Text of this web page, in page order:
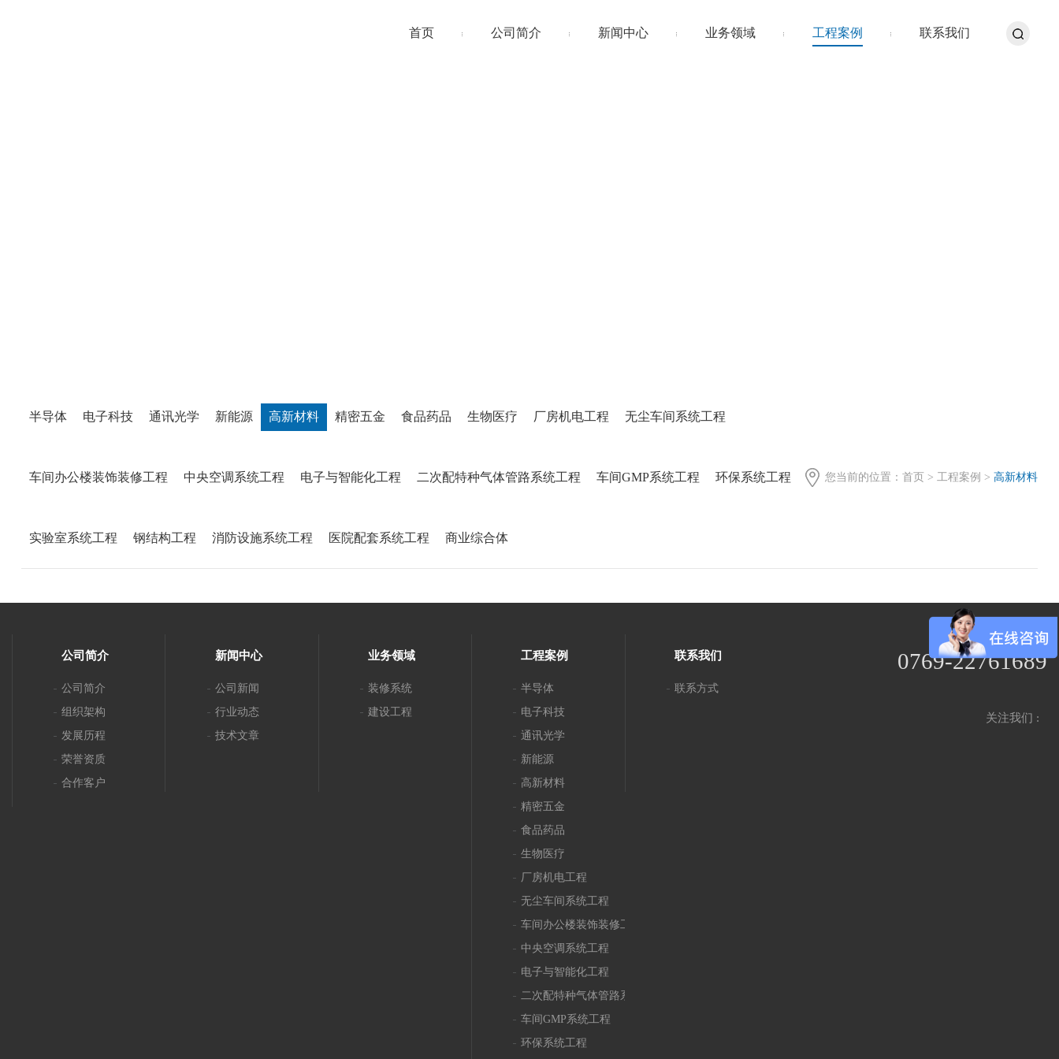
首页 公司简介 新闻中心 业务领域 工程案例 联系我们
您当前的位置：首页 > 工程案例 >高新材料
半导体 电子科技 通讯光学 新能源 高新材料 精密五金 食品药品 生物医疗 厂房机电工程 无尘车间系统工程
车间办公楼装饰装修工程 中央空调系统工程 电子与智能化工程 二次配特种气体管路系统工程 车间GMP系统工程 环保系统工程
实验室系统工程 钢结构工程 消防设施系统工程 医院配套系统工程 商业综合体
公司简介
公司简介
组织架构
发展历程
荣誉资质
合作客户
新闻中心
公司新闻
行业动态
技术文章
业务领域
装修系统
建设工程
工程案例
半导体
电子科技
通讯光学
新能源
高新材料
精密五金
食品药品
生物医疗
厂房机电工程
无尘车间系统工程
车间办公楼装饰装修工程
中央空调系统工程
电子与智能化工程
二次配特种气体管路系统工程
车间GMP系统工程
环保系统工程
联系我们
联系方式
全国统一免费服务热线
0769-22761689
关注我们 :